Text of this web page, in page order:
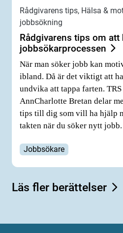
Rådgivarens tips, Hälsa &
jobbsökning
Rådgivarens tips om
jobbsökarprocessen
När man söker jobb kan
ibland. Då är det viktigt att
undvika att tappa farten.
AnnCharlotte Bretan delar
tips till dig som vill ha hjälp
takten när du söker nytt jobb.
Jobbsökare
Läs fler berättelser